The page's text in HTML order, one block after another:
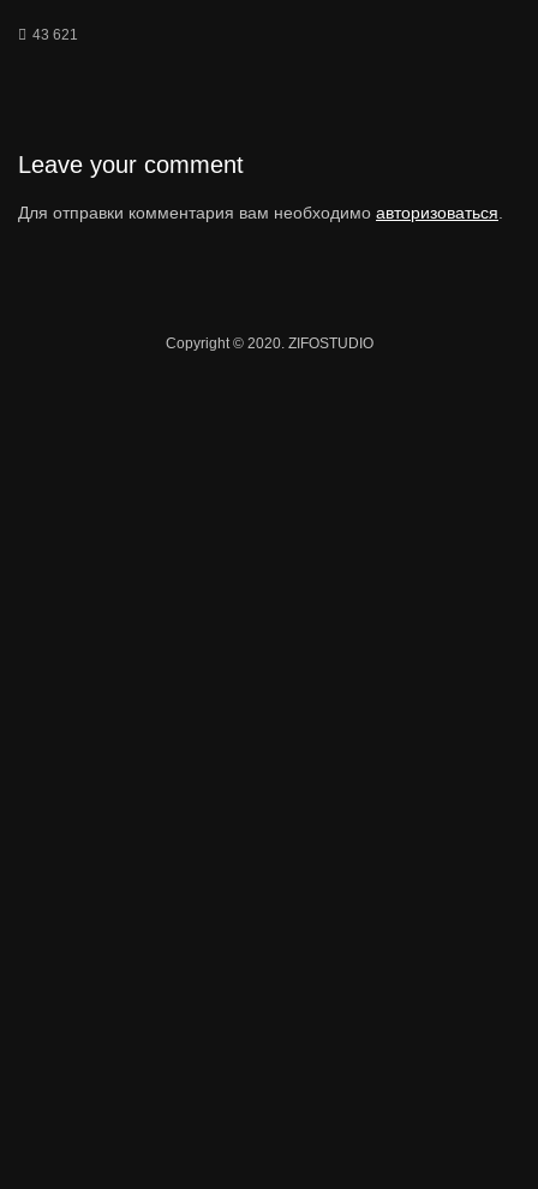
43 621
Leave your comment
Для отправки комментария вам необходимо авторизоваться.
Copyright © 2020. ZIFOSTUDIO